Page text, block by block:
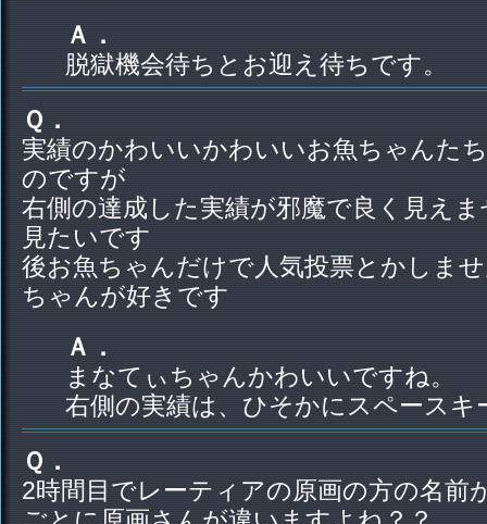
Ａ．
脱獄機会待ちとお迎え待ちです。
Ｑ．
実績のかわいいかわいいお魚ちゃんた
のですが
右側の達成した実績が邪魔で良く見え
見たいです
後お魚ちゃんだけで人気投票とかしま
ちゃんが好きです
Ａ．
まなてぃちゃんかわいいですね。
右側の実績は、ひそかにスペースキ
Ｑ．
2時間目でレーティアの原画の方の名前